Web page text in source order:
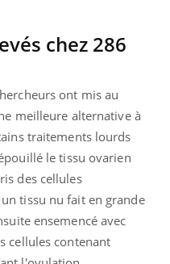
chez 286
ont mis au
meilleure alternative à
traitements lourds
le tissu ovarien
des cellules
tissu nu fait en grande
ensemencé avec
cellules contenant